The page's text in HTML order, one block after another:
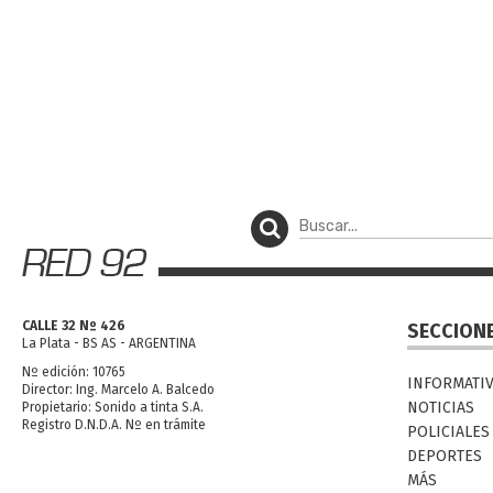
CALLE 32 Nº 426
La Plata - BS AS - ARGENTINA
Nº edición: 10765
Director: Ing. Marcelo A. Balcedo
Propietario: Sonido a tinta S.A.
Registro D.N.D.A. Nº en trámite
NOTICIAS
POLICIALES
DEPORTES
MÁS